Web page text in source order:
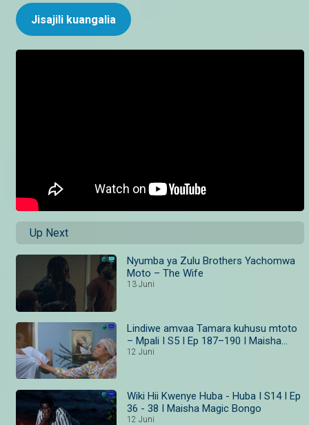
Jisajili kuangalia
Up Next
Nyumba ya Zulu Brothers Yachomwa
Moto – The Wife
13 Juni
Lindiwe amvaa Tamara kuhusu mtoto
– Mpali I S5 I Ep 187–190 I Maisha
Magic Bongo
12 Juni
Wiki Hii Kwenye Huba - Huba I S14 I Ep
36 - 38 I Maisha Magic Bongo
12 Juni